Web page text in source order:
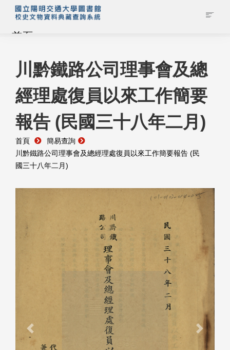
首頁
藏品查詢
校史館簡介
藏品清單全覽
資料調閱申請
川黔鐵路公司理事會及總
經理處復員以來工作簡要
報告 (民國三十八年二月)
首頁
簡易查詢
川黔鐵路公司理事會及總經理處復員以來工作簡要報告 (民
國三十八年二月)
Previous Next